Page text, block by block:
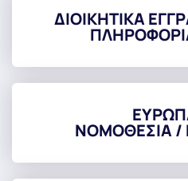
ΔΙΟΙΚΗΤΙΚΑ
ΝΟΜΟΘΕΣΙΑ /